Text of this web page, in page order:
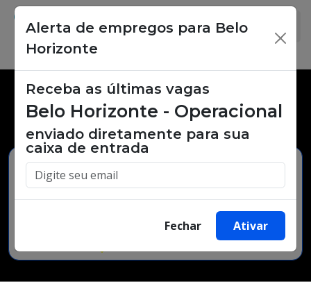
Vagas de emprego,
oportunidades de trabalho.
Buscar Vagas
Alerta de empregos para Belo
Horizonte
×
Receba as últimas vagas
Belo Horizonte - Operacional
enviado diretamente para sua
caixa de entrada
Fechar Ativar